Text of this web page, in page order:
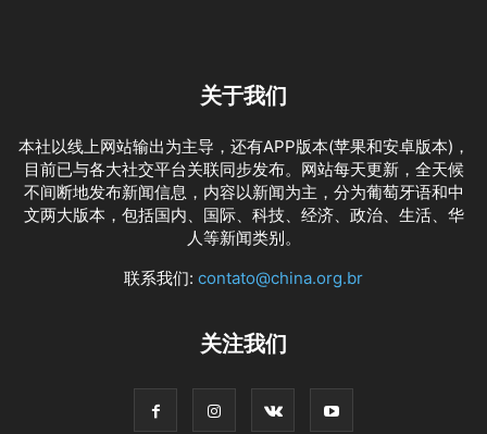
关于我们
本社以线上网站输出为主导，还有APP版本(苹果和安卓版本)，
目前已与各大社交平台关联同步发布。网站每天更新，全天候
不间断地发布新闻信息，内容以新闻为主，分为葡萄牙语和中
文两大版本，包括国内、国际、科技、经济、政治、生活、华
人等新闻类别。
联系我们: contato@china.org.br
关注我们